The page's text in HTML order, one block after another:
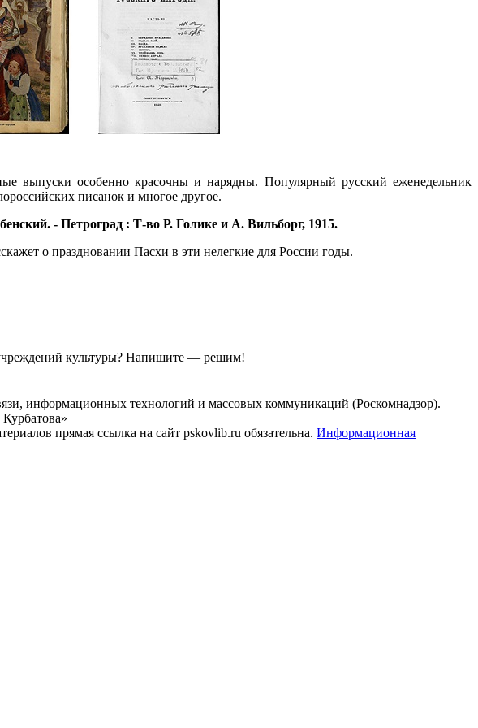
выпуски особенно красочны и нарядны. Популярный русский еженедельник
писанок и многое другое.
- Петроград : Т-во Р. Голике и А. Вильборг, 1915.
о праздновании Пасхи в эти нелегкие для России годы.
культуры? Напишите — решим!
информационных технологий и массовых коммуникаций (Роскомнадзор).
прямая ссылка на сайт pskovlib.ru обязательна. Информационная